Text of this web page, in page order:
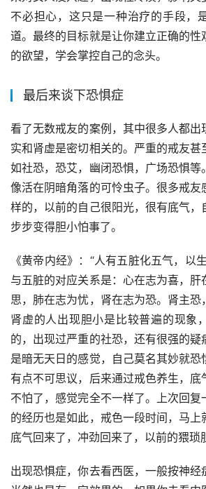
不必担心，这只是一种治疗的手段，
道。最终的目标就是让你建立正确的性
的欲望，学会掌控自己的念头。
最后来谈下恐惧症
看了无数戒友的案例，其中很多人都出
实和肾虚是密切相关的。严重的戒友甚
如社恐，恐艾，幽闭恐惧，广场恐惧等
像活在阴暗角落的可怜虫子。很多戒友
样的，以前的自己很阳光，很有底气，
步步变得胆小怕事了。
《黄帝内经》：“人有五脏化五气，以
与五脏的对应关系是：心在志为喜，肝
思，肺在志为忧，肾在志为恐。肾主恐
肾虚的人出现胆小是比较普遍的现象
的，出现过严重的社恐，还有很强的
是暗无天日的感觉，自己莫名其妙就
有点不可思议，后来通过戒色养生，底
不怕了，感觉完全不一样了。上次回
的经历也是如此，戒色一段时间，马上
底气回来了，冲劲回来了，以前的猥琐
出现恐惧症，你去看西医，一般按神经